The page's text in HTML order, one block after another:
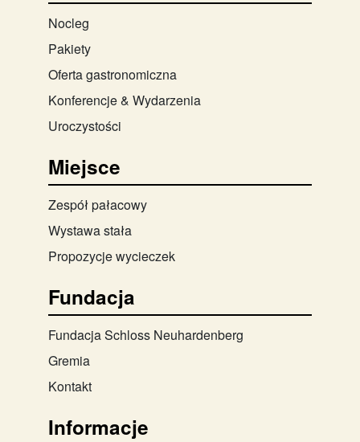
Nocleg
Pakiety
Oferta gastronomiczna
Konferencje & Wydarzenia
Uroczystości
Miejsce
Zespół pałacowy
Wystawa stała
Propozycje wycieczek
Fundacja
Fundacja Schloss Neuhardenberg
Gremia
Kontakt
Informacje